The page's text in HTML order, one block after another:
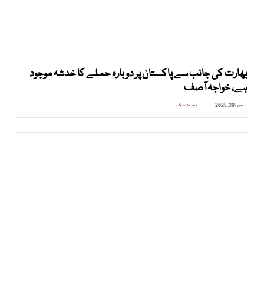
بھارت کی جانب سے پاکستان پر دوبارہ حملے کا خدشہ موجود
ہے، خواجہ آصف
جون 30, 2025 ویب ڈیسک